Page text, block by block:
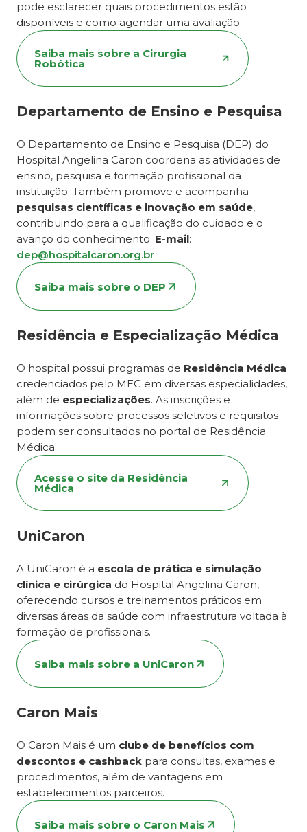
pode esclarecer quais procedimentos estão
disponíveis e como agendar uma avaliação.
Saiba mais sobre a Cirurgia
Robótica
Departamento de Ensino e Pesquisa
O Departamento de Ensino e Pesquisa (DEP) do
Hospital Angelina Caron coordena as atividades de
ensino, pesquisa e formação profissional da
instituição. Também promove e acompanha
pesquisas científicas e inovação em saúde,
contribuindo para a qualificação do cuidado e o
avanço do conhecimento. E-mail:
dep@hospitalcaron.org.br
Saiba mais sobre o DEP
Residência e Especialização Médica
O hospital possui programas de Residência Médica
credenciados pelo MEC em diversas especialidades,
além de especializações. As inscrições e
informações sobre processos seletivos e requisitos
podem ser consultados no portal de Residência
Médica.
Acesse o site da Residência
Médica
UniCaron
A UniCaron é a escola de prática e simulação
clínica e cirúrgica do Hospital Angelina Caron,
oferecendo cursos e treinamentos práticos em
diversas áreas da saúde com infraestrutura voltada à
formação de profissionais.
Saiba mais sobre a UniCaron
Caron Mais
O Caron Mais é um clube de benefícios com
descontos e cashback para consultas, exames e
procedimentos, além de vantagens em
estabelecimentos parceiros.
Saiba mais sobre o Caron Mais